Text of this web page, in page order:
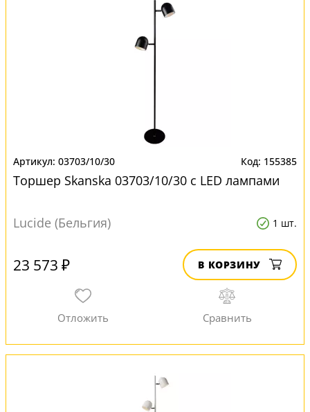
03703/10/30 155385
Торшер Skanska 03703/10/30 с LED лампами
Lucide (Бельгия) 1 шт.
23 573 ₽ В КОРЗИНУ